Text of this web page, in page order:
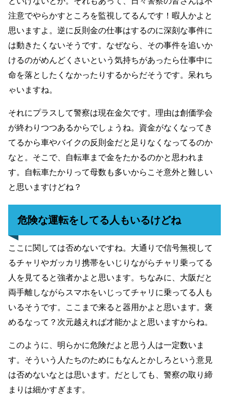
注意でやらかすところを監視してるんです！暇人かよと
思いますよ。逆に反則金の仕事はするのに深刻な事件に
は動きたくないそうです。なぜなら、その事件を追いか
けるのがめんどくさいという気持ちがあったら仕事中に
命を落としたくなかったりするからだそうです。呆れち
ゃいますね。
それにプラスして警察は現在金欠です。理由は創価学会
が終わりつつあるからでしょうね。資金がなくなってき
てるから車やバイクの反則金だと足りなくなってるのか
なと。そこで、自転車まで金をたかるのかと思われま
す。自転車たかりって母数も多いからこそ意外と難しい
と思いますけどね？
危険な運転をしてる人もいるけどね
ここに関しては否めないですね。大通りで信号無視して
るチャリやガッカリ携帯をいじりながらチャリ乗ってる
人を見てると強者かよと思います。ちなみに、大阪だと
両手離しながらスマホをいじってチャリに乗ってる人も
いるそうです。ここまで来ると器用かよと思います。褒
めるなって？次元越えれば才能かよと思いますからね。
このように、明らかに危険だよと思う人は一定数いま
す。そういう人たちのためにもなんとかしろという意見
は否めないなとは思います。だとしても、警察の取り締
まりは細かすぎます。